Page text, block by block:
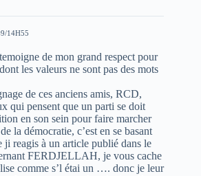
14H55
de mon grand respect pour
les valeurs ne sont pas des mots
de ces anciens amis, RCD,
qui pensent que un parti se doit
en son sein pour faire marcher
la démocratie, c’est en se basant
ji reagis à un article publié dans le
FERDJELLAH, je vous cache
comme s’l étai un …. donc je leur